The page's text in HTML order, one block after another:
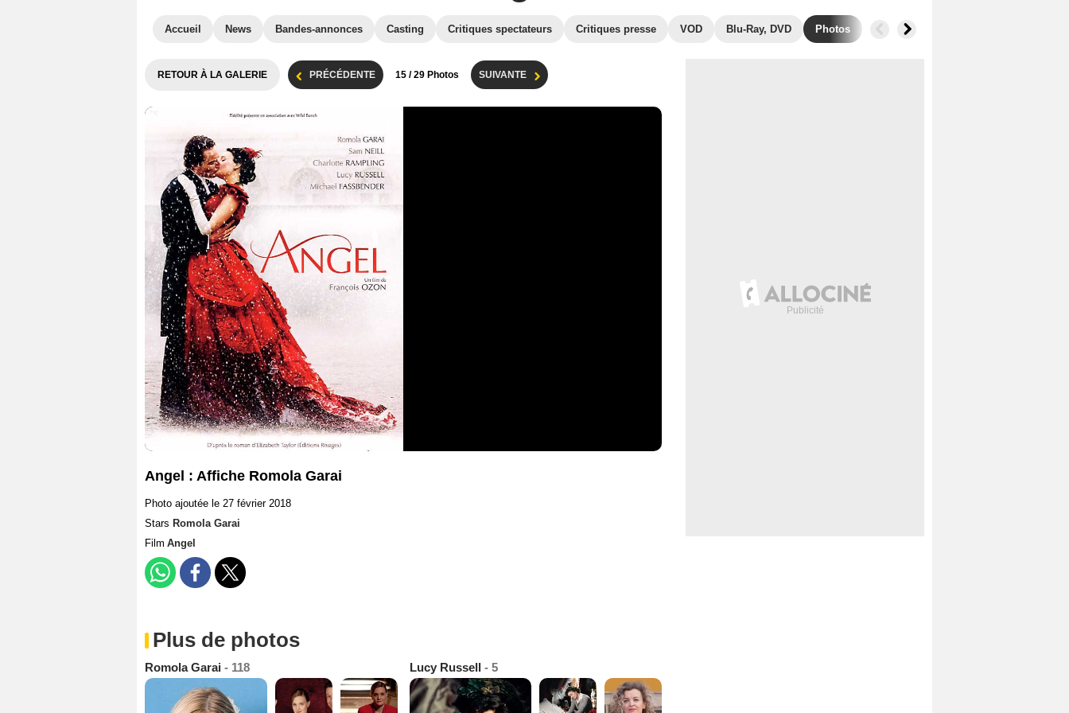
Accueil News Bandes-annonces Casting Critiques spectateurs Critiques presse VOD Blu-Ray, DVD Photos Secrets de tournage
RETOUR À LA GALERIE PRÉCÉDENTE 15 / 29 Photos SUIVANTE
Angel : Affiche Romola Garai
Photo ajoutée le 27 février 2018
Stars Romola Garai
Film Angel
Plus de photos
Romola Garai - 118 Lucy Russell - 5